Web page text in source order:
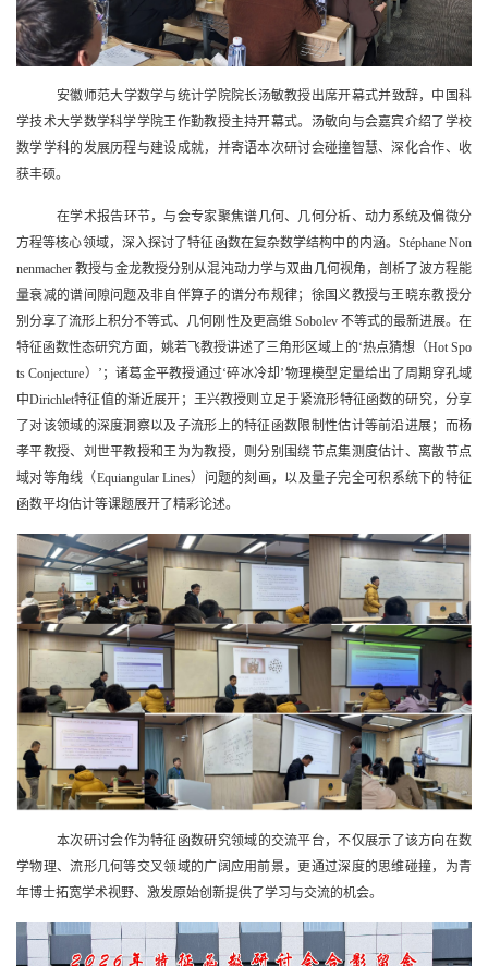
安徽师范大学数学与统计学院院长汤敏教授出席开幕式并致辞，中国科
学技术大学数学科学学院王作勤教授主持开幕式。汤敏向与会嘉宾介绍了学校
数学学科的发展历程与建设成就，并寄语本次研讨会碰撞智慧、深化合作、收
获丰硕。
在学术报告环节，与会专家聚焦谱几何、几何分析、动力系统及偏微分
方程等核心领域，深入探讨了特征函数在复杂数学结构中的内涵。 Stéphane Non
nenmacher教授与金龙教授分别从混沌动力学与双曲几何视角，剖析了波方程能
量衰减的谱间隙问题及非自伴算子的谱分布规律；徐国义教授与王晓东教授分
别分享了流形上积分不等式、几何刚性及更高维 Sobolev 不等式的最新进展。在
特征函数性态研究方面，姚若飞教授讲述了三角形区域上的‘热点猜想（Hot Spo
ts Conjecture） ’ ；诸葛金平教授通过‘碎冰冷却’物理模型定量给出了周期穿孔域
中Dirichlet特征值的渐近展开；王兴教授则立足于紧流形特征函数的研究，分享
了对该领域的深度洞察以及子流形上的特征函数限制性估计等前沿进展；而杨
孝平教授、刘世平教授和王为为教授，则分别围绕节点集测度估计、离散节点
域对等角线（Equiangular Lines）问题的刻画，以及量子完全可积系统下的特征
函数平均估计等课题展开了精彩论述。
本次研讨会作为特征函数研究领域的交流平台，不仅展示了该方向在数
学物理、流形几何等交叉领域的广阔应用前景，更通过深度的思维碰撞，为青
年博士拓宽学术视野、激发原始创新提供了学习与交流的机会。